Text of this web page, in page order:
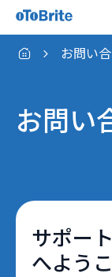
お問い
お問い
サポー
へよう